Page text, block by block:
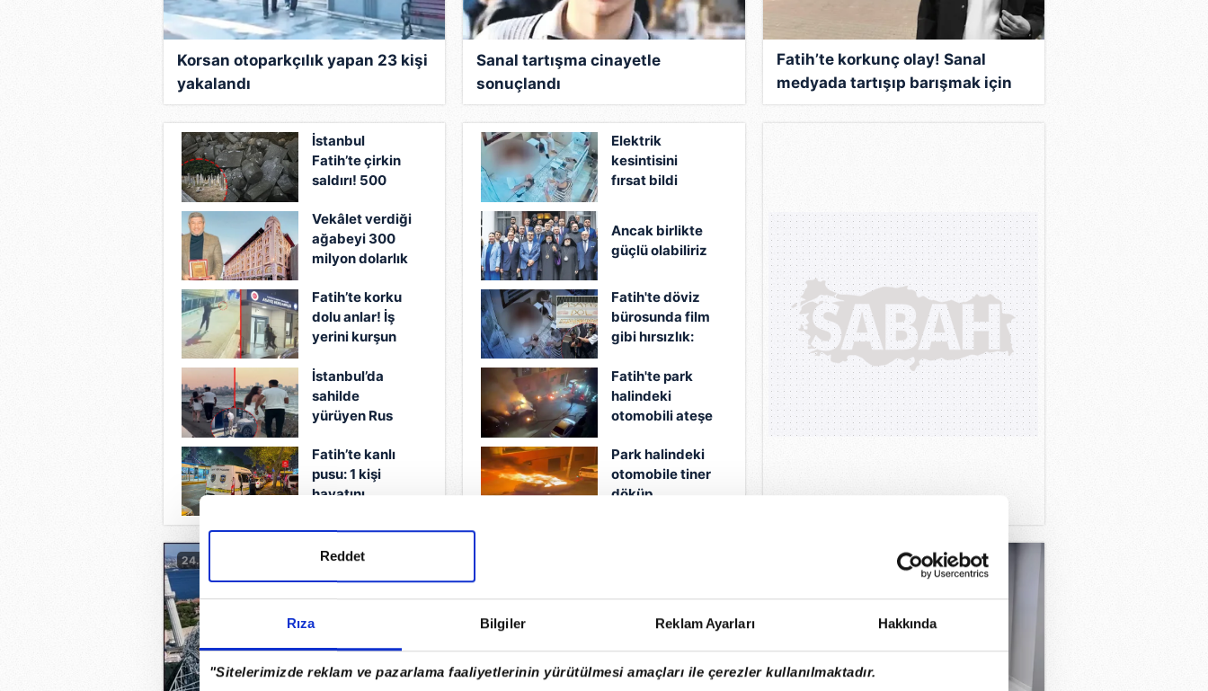
Rıza Bilgiler Reklam Ayarları Hakkında
"Sitelerimizde reklam ve pazarlama faaliyetlerinin yürütülmesi amaçları ile çerezler kullanılmaktadır.
Reddet
Korsan otoparkçılık yapan 23 kişi
yakalandı
Sanal tartışma cinayetle
sonuçlandı
Fatih’te korkunç olay! Sanal
medyada tartışıp barışmak için
çağırdılar: 19 yaşındaki Ali
İstanbul
Fatih’te çirkin
saldırı! 500
tahrip etti:
Şehir
magandası 7
tekmeleyip…
Vekâlet verdiği
ağabeyi 300
milyon dolarlık
çöktü
Fatih’te korku
dolu anlar! İş
yerini kurşun
tuttu: Yüzünü
kamufle edip…
İstanbul’da
sahilde
yürüyen Rus
sarkıntılık
yapmıştı!
Şüpheli kişi
Fatih’te kanlı
pusu: 1 kişi
hayatını
Elektrik
kesintisini
fırsat bildi
soydu
Ancak birlikte
güçlü olabiliriz
Fatih'te döviz
bürosunda film
gibi hırsızlık:
kesintisini
fırsat bilip 300
tam altını çalan
yakalandı!
Fatih'te park
halindeki
otomobili ateşe
Şüphelinin 42
suç kaydı çıktı
Park halindeki
otomobile tiner
döküp
24.07.2026